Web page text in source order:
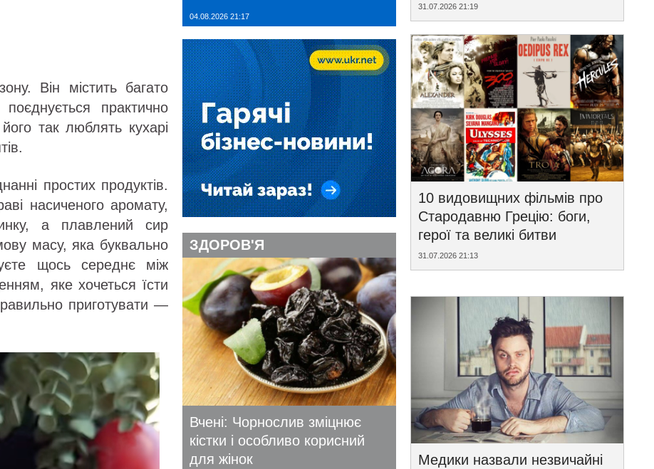
Він містить багато
практично
так люблять кухарі
простих продуктів.
насиченого аромату,
а плавлений сир
масу, яка буквально
щось середнє між
яке хочеться їсти
приготувати —
04.08.2026 21:17
ЗДОРОВ'Я
Вчені: Чорнослив зміцнює
кістки і особливо корисний
для жінок
31.07.2026 21:19
10 видовищних фільмів про
Стародавню Грецію: боги,
герої та великі битви
31.07.2026 21:13
Медики назвали незвичайні